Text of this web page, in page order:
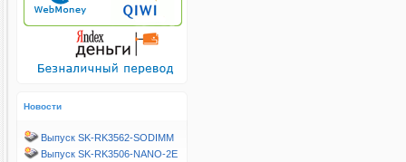
Новости
Выпуск SK-RK3562-SODIMM
Выпуск SK-RK3506-NANO-2E